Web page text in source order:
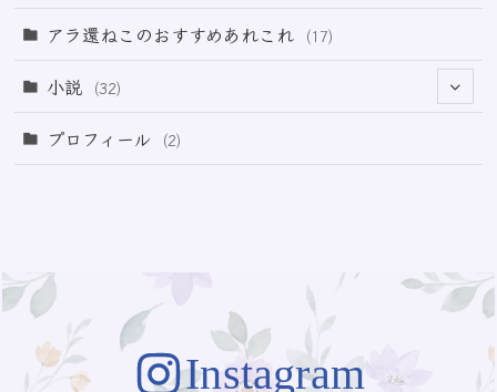
(21)
(73)
アラ還ねこのおすすめあれこれ (17)
小説 (32)
プロフィール (2)
Instagram